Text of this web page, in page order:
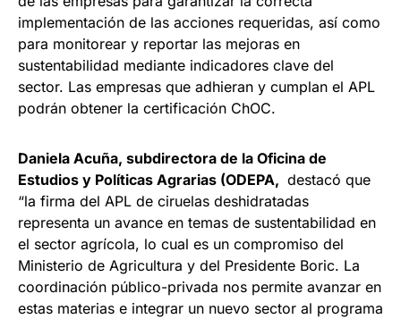
implementación de las acciones requeridas, así como
para monitorear y reportar las mejoras en
sustentabilidad mediante indicadores clave del
sector. Las empresas que adhieran y cumplan el APL
podrán obtener la certificación ChOC.
Daniela Acuña, subdirectora de la Oficina de
Estudios y Políticas Agrarias (ODEPA, destacó que
“la firma del APL de ciruelas deshidratadas
representa un avance en temas de sustentabilidad en
el sector agrícola, lo cual es un compromiso del
Ministerio de Agricultura y del Presidente Boric. La
coordinación público-privada nos permite avanzar en
estas materias e integrar un nuevo sector al programa